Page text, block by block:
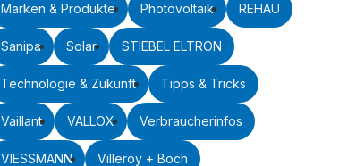
Marken & Produkte Photovoltaik REHAU
Sanipa Solar STIEBEL ELTRON
Technologie & Zukunft Tipps & Tricks
Vaillant VALLOX Verbraucherinfos
VIESSMANN Villeroy + Boch